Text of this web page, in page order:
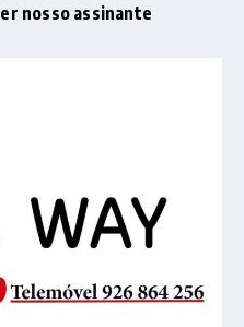
nosso assinante